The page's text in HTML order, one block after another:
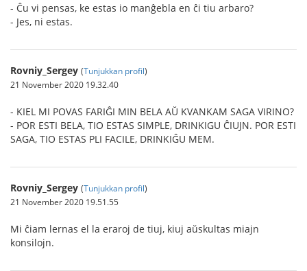
- Ĉu vi pensas, ke estas io manĝebla en ĉi tiu arbaro?
- Jes, ni estas.
Rovniy_Sergey (Tunjukkan profil)
21 November 2020 19.32.40
- KIEL MI POVAS FARIĜI MIN BELA AŬ KVANKAM SAGA VIRINO?
- POR ESTI BELA, TIO ESTAS SIMPLE, DRINKIGU ĈIUJN. POR ESTI
SAGA, TIO ESTAS PLI FACILE, DRINKIĜU MEM.
Rovniy_Sergey (Tunjukkan profil)
21 November 2020 19.51.55
Mi ĉiam lernas el la eraroj de tiuj, kiuj aŭskultas miajn
konsilojn.